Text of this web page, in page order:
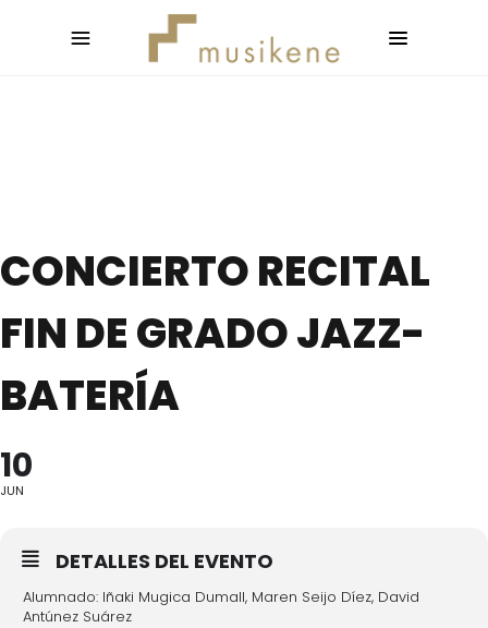
CONCIERTO RECITAL
FIN DE GRADO JAZZ-
BATERÍA
10
JUN
DETALLES DEL EVENTO
Alumnado: Iñaki Mugica Dumall, Maren Seijo Díez, David
Antúnez Suárez